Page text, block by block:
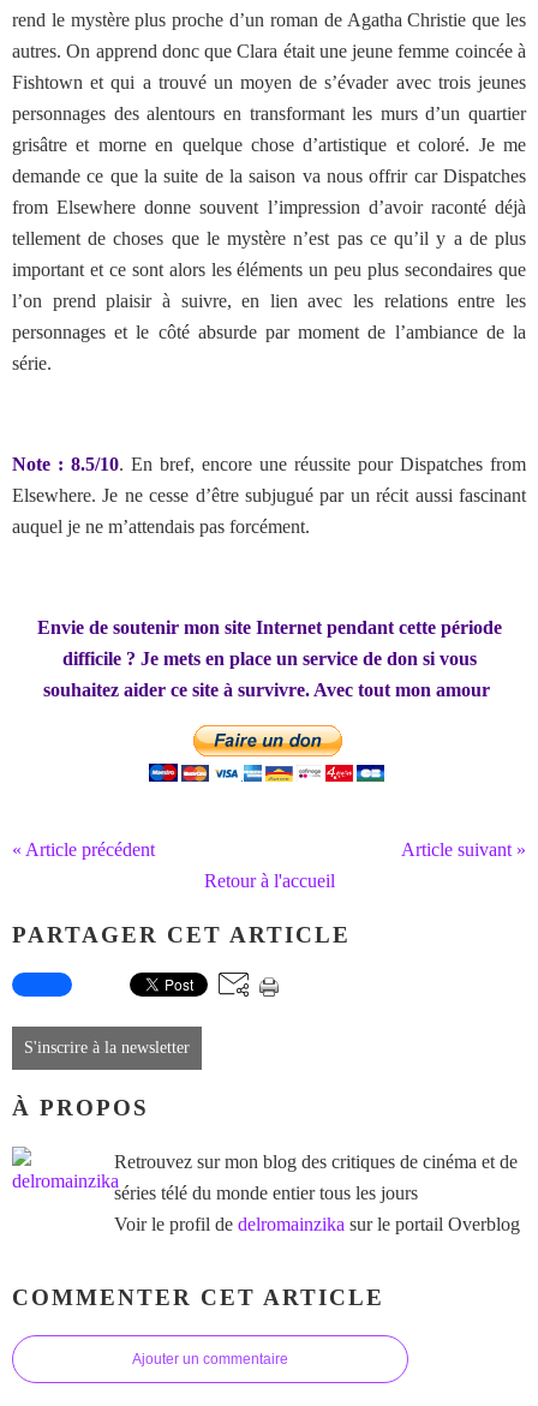
rend le mystère plus proche d’un roman de Agatha Christie que les
autres. On apprend donc que Clara était une jeune femme coincée à
Fishtown et qui a trouvé un moyen de s’évader avec trois jeunes
personnages des alentours en transformant les murs d’un quartier
grisâtre et morne en quelque chose d’artistique et coloré. Je me
demande ce que la suite de la saison va nous offrir car Dispatches
from Elsewhere donne souvent l’impression d’avoir raconté déjà
tellement de choses que le mystère n’est pas ce qu’il y a de plus
important et ce sont alors les éléments un peu plus secondaires que
l’on prend plaisir à suivre, en lien avec les relations entre les
personnages et le côté absurde par moment de l’ambiance de la
série.
Note : 8.5/10. En bref, encore une réussite pour Dispatches from
Elsewhere. Je ne cesse d’être subjugué par un récit aussi fascinant
auquel je ne m’attendais pas forcément.
Envie de soutenir mon site Internet pendant cette période
difficile ? Je mets en place un service de don si vous
souhaitez aider ce site à survivre. Avec tout mon amour
« Article précédent
Article suivant »
Retour à l'accueil
PARTAGER CET ARTICLE
S'inscrire à la newsletter
À PROPOS
Retrouvez sur mon blog des critiques de cinéma et de
séries télé du monde entier tous les jours
Voir le profil de delromainzika sur le portail Overblog
COMMENTER CET ARTICLE
Ajouter un commentaire